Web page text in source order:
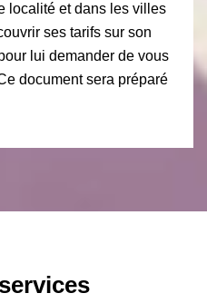
localité et dans les villes
ses tarifs sur son
lui demander de vous
document sera préparé